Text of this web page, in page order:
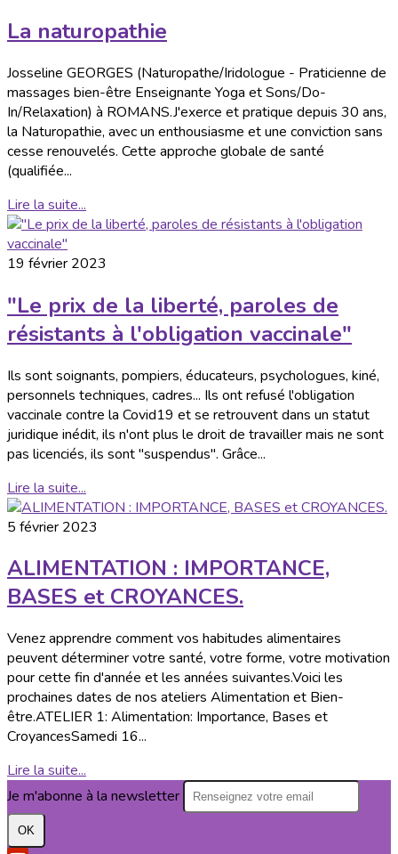
La naturopathie
Josseline GEORGES (Naturopathe/Iridologue - Praticienne de
massages bien-être Enseignante Yoga et Sons/Do-
In/Relaxation) à ROMANS.J'exerce et pratique depuis 30 ans,
la Naturopathie, avec un enthousiasme et une conviction sans
cesse renouvelés. Cette approche globale de santé
(qualifiée...
Lire la suite...
19 février 2023
"Le prix de la liberté, paroles de
résistants à l'obligation vaccinale"
Ils sont soignants, pompiers, éducateurs, psychologues, kiné,
personnels techniques, cadres... Ils ont refusé l'obligation
vaccinale contre la Covid19 et se retrouvent dans un statut
juridique inédit, ils n'ont plus le droit de travailler mais ne sont
pas licenciés, ils sont "suspendus". Grâce...
Lire la suite...
5 février 2023
ALIMENTATION : IMPORTANCE,
BASES et CROYANCES.
Venez apprendre comment vos habitudes alimentaires
peuvent déterminer votre santé, votre forme, votre motivation
pour cette fin d'année et les années suivantes.Voici les
prochaines dates de nos ateliers Alimentation et Bien-
être.ATELIER 1: Alimentation: Importance, Bases et
CroyancesSamedi 16...
Lire la suite...
Je m'abonne à la newsletter
OK